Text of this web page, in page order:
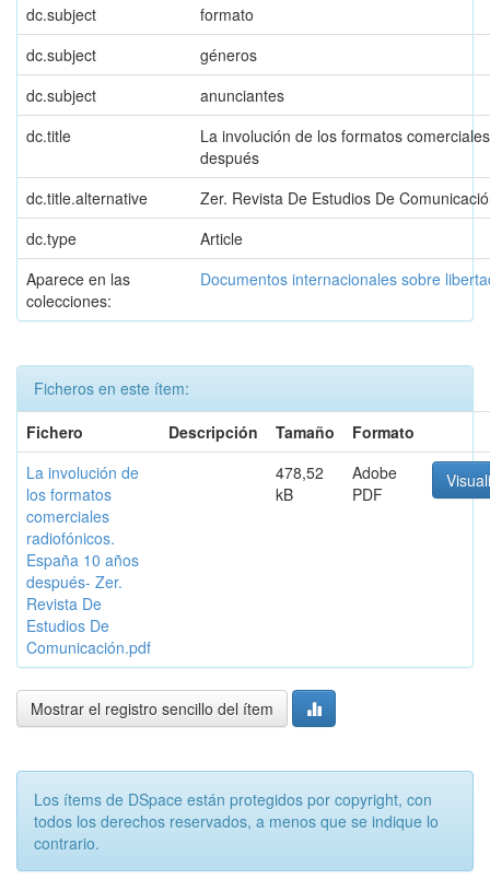
dc.subject
formato
dc.subject
géneros
dc.subject
anunciantes
dc.title
La involución de los formatos
después
dc.title.alternative
Zer. Revista De Estudios De
dc.type
Article
Aparece en las
colecciones:
Documentos internacionales sobre
Ficheros en este ítem:
Fichero
Descripción Tamaño
Formato
La involución de
los formatos
comerciales
radiofónicos.
España 10 años
después- Zer.
Revista De
Estudios De
Comunicación.pdf
478,52
kB
Adobe
PDF
Mostrar el registro sencillo del ítem
Los ítems de DSpace están protegidos por copyright, con
todos los derechos reservados, a menos que se indique lo
contrario.